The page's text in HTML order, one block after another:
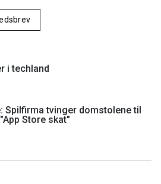
i techland
Spilfirma tvinger domstolene til
Store skat"